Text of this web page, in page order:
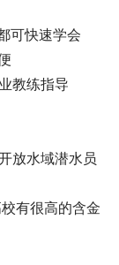
可快速学会
教练指导
放水域潜水员
有很高的含金